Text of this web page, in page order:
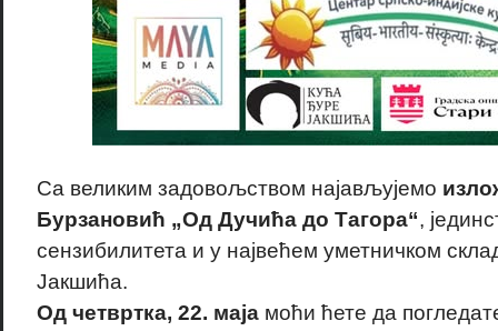
Са великим задовољством најављујемо
Бурзановић „Од Дучића до Тагора“,
сензибилитета и у највећем уметничком
Јакшића.
Од четвртка, 22. маја моћи ћете да